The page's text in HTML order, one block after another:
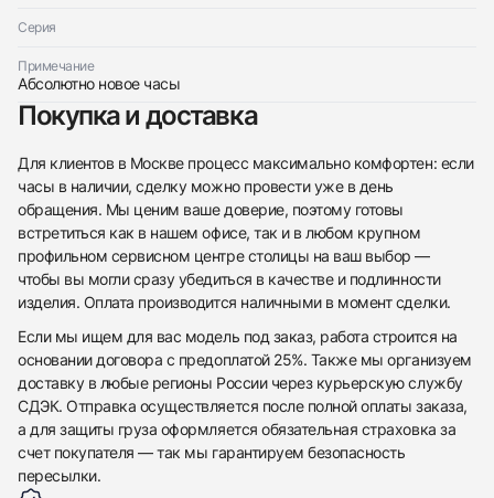
Серия
Примечание
Абсолютно новое часы
Покупка и доставка
Для клиентов в Москве процесс максимально комфортен: если
часы в наличии, сделку можно провести уже в день
обращения. Мы ценим ваше доверие, поэтому готовы
встретиться как в нашем офисе, так и в любом крупном
профильном сервисном центре столицы на ваш выбор —
чтобы вы могли сразу убедиться в качестве и подлинности
изделия. Оплата производится наличными в момент сделки.
Если мы ищем для вас модель под заказ, работа строится на
основании договора с предоплатой 25%. Также мы организуем
доставку в любые регионы России через курьерскую службу
СДЭК. Отправка осуществляется после полной оплаты заказа,
а для защиты груза оформляется обязательная страховка за
счет покупателя — так мы гарантируем безопасность
пересылки.